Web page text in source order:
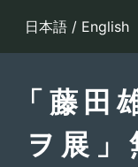
content
日本語 / English
「藤田
ヲ展」